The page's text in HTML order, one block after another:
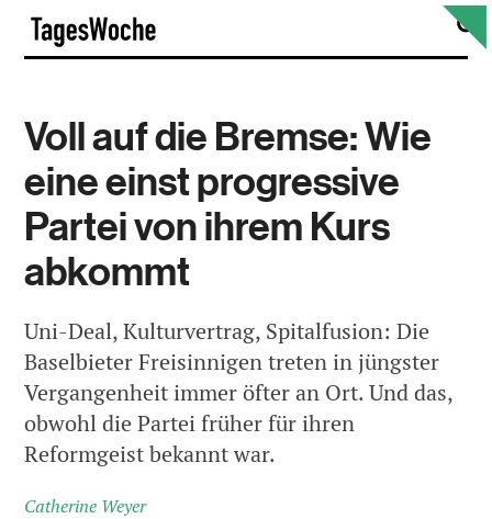
Skip
content
Voll auf die Bremse: Wie
eine einst progressive
Partei von ihrem Kurs
abkommt
Uni-Deal, Kulturvertrag, Spitalfusion: Die
Baselbieter Freisinnigen treten in jüngster
Vergangenheit immer öfter an Ort. Und das,
obwohl die Partei früher für ihren
Reformgeist bekannt war.
Catherine Weyer